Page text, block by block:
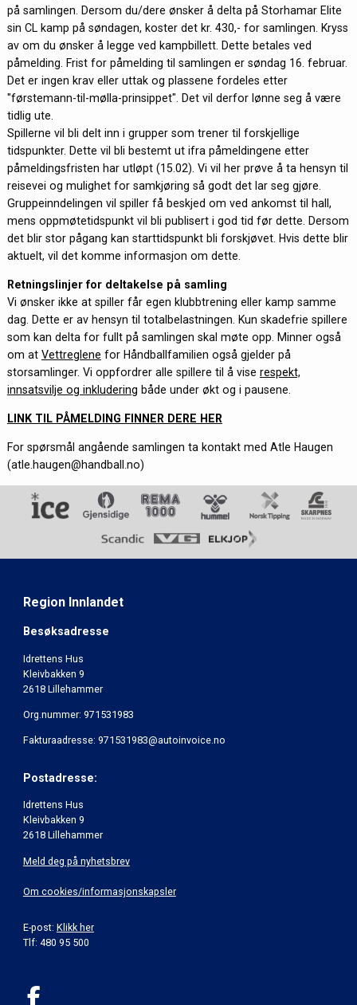
på samlingen. Dersom du/dere ønsker å delta på Storhamar Elite
sin CL kamp på søndagen, koster det kr. 430,- for samlingen. Kryss
av om du ønsker å legge ved kampbillett. Dette betales ved
påmelding. Frist for påmelding til samlingen er søndag 16. februar.
Det er ingen krav eller uttak og plassene fordeles etter
"førstemann-til-mølla-prinsippet". Det vil derfor lønne seg å være
tidlig ute.
Spillerne vil bli delt inn i grupper som trener til forskjellige
tidspunkter. Dette vil bli bestemt ut ifra påmeldingene etter
påmeldingsfristen har utløpt (15.02). Vi vil her prøve å ta hensyn til
reisevei og mulighet for samkjøring så godt det lar seg gjøre.
Gruppeinndelingen vil spiller få beskjed om ved ankomst til hall,
mens oppmøtetidspunkt vil bli publisert i god tid før dette. Dersom
det blir stor pågang kan starttidspunkt bli forskjøvet. Hvis dette blir
aktuelt, vil det komme informasjon om dette.
Retningslinjer for deltakelse på samling
Vi ønsker ikke at spiller får egen klubbtrening eller kamp samme
dag. Dette er av hensyn til totalbelastningen. Kun skadefrie spillere
som kan delta for fullt på samlingen skal møte opp. Minner også
om at Vettreglene for Håndballfamilien også gjelder på
storsamlinger. Vi oppfordrer alle spillere til å vise respekt,
innsatsvilje og inkludering både under økt og i pausene.
LINK TIL PÅMELDING FINNER DERE HER
For spørsmål angående samlingen ta kontakt med Atle Haugen
(atle.haugen@handball.no)
Region Innlandet
Besøksadresse
Idrettens Hus
Kleivbakken 9
2618 Lillehammer
Org.nummer: 971531983
Fakturaadresse: 971531983@autoinvoice.no
Postadresse:
Idrettens Hus
Kleivbakken 9
2618 Lillehammer
Meld deg på nyhetsbrev
Om cookies/informasjonskapsler
E-post: Klikk her
Tlf: 480 95 500